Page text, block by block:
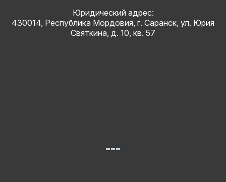
Юридический адрес:
430014, Республика Мордовия, г. Саранск, ул. Юрия
Святкина, д. 10, кв. 57